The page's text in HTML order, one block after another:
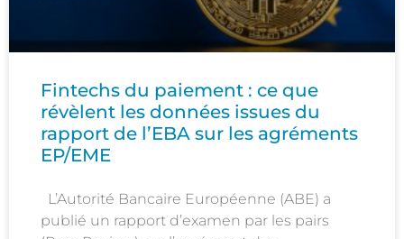
Fintechs du paiement : ce que
révèlent les données issues du
rapport de l’EBA sur les agréments
EP/EME
L’Autorité Bancaire Européenne (ABE) a
publié un rapport d’examen par les pairs